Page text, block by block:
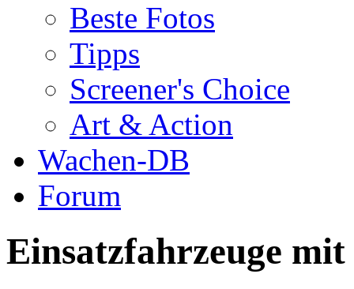
Beste Fotos
Tipps
Screener's Choice
Art & Action
Wachen-DB
Forum
Einsatzfahrzeuge mit